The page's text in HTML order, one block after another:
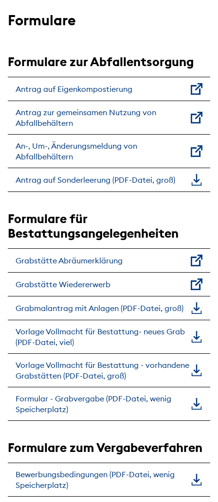
Formulare
Formulare zur Abfallentsorgung
Antrag auf Eigenkompostierung
Antrag zur gemeinsamen Nutzung von
Abfallbehältern
An-, Um-, Änderungsmeldung von
Abfallbehältern
Antrag auf Sonderleerung (PDF-Datei, groß)
Formulare für
Bestattungsangelegenheiten
Grabstätte Abräumerklärung
Grabstätte Wiedererwerb
Grabmalantrag mit Anlagen (PDF-Datei, groß)
Vorlage Vollmacht für Bestattung- neues Grab
(PDF-Datei, viel)
Vorlage Vollmacht für Bestattung - vorhandene
Grabstätten (PDF-Datei, groß)
Formular - Grabvergabe (PDF-Datei, wenig
Speicherplatz)
Formulare zum Vergabeverfahren
Bewerbungsbedingungen (PDF-Datei, wenig
Speicherplatz)